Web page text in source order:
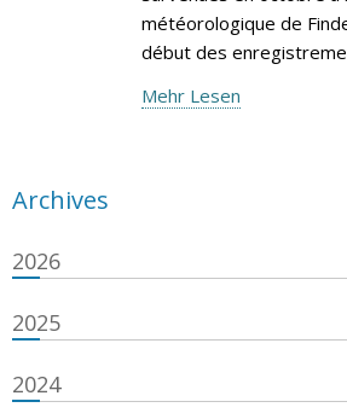
météorologique de
début des
Mehr Lesen
Archives
2026
2025
2024